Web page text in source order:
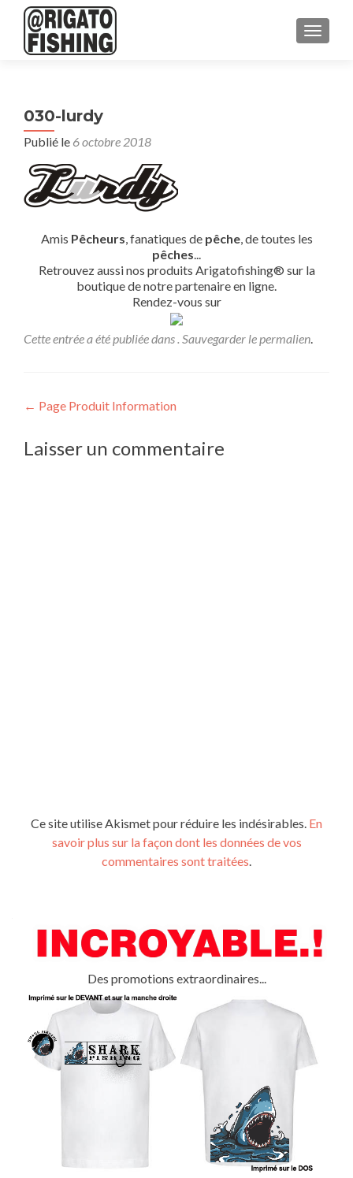
030-lurdy
Publié le 6 octobre 2018
Amis Pêcheurs, fanatiques de pêche, de toutes les
pêches...
Retrouvez aussi nos produits Arigatofishing® sur la
boutique de notre partenaire en ligne.
Rendez-vous sur
Cette entrée a été publiée dans . Sauvegarder lepermalien.
Navigation
de
l’article
← Page Produit Information
Laisser un commentaire
Ce site utilise Akismet pour réduire les indésirables. En
savoir plus sur la façon dont les données de vos
commentaires sont traitées.
Des promotions extraordinaires...